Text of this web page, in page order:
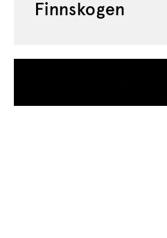
Finnskogen